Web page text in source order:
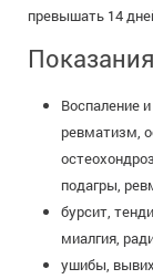
превышать 14
Показания
Воспаление
ревматизм,
подагры,
бурсит,
миалгия,
ушибы,